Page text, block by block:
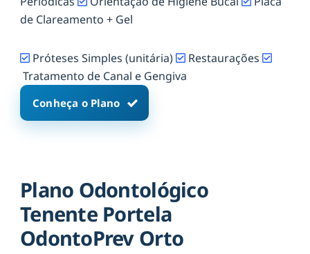
de Clareamento + Gel
Próteses Simples (unitária)
Restaurações
Tratamento de Canal e Gengiva
Conheça o Plano
Plano Odontológico
Tenente Portela
OdontoPrev Orto